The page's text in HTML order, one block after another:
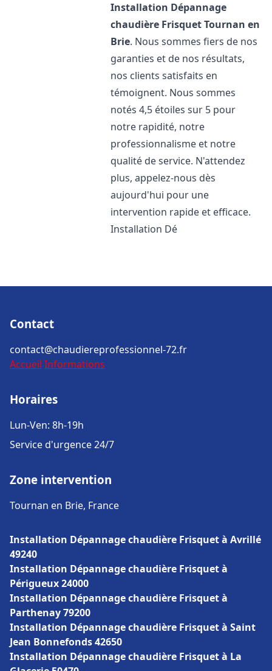
Installation Dépannage
chaudière FrisquetTournan en
Brie. Nous sommes fiers de nos
garanties et de nos résultats,
nos clients satisfaits en
témoignent. Nous sommes
notés 4,5 étoiles sur 5 pour
notre rapidité, notre
professionnalisme et notre
qualité de service. N'attendez
plus, appelez-nous dès
aujourd'hui pour une
intervention rapide et efficace.
Installation Dé
Contact
contact@chaudiereprofessionnel-72.fr
Accueil Informations
Horaires
Lun-Ven: 8h-19h
Service d'urgence 24/7
Zone intervention
Tournan en Brie, France
Installation Dépannage chaudière Frisquet à Avrillé
49240
Installation Dépannage chaudière Frisquet à
Périgueux 24000
Installation Dépannage chaudière Frisquet à
Parthenay 79200
Installation Dépannage chaudière Frisquet à Saint
Jean Bonnefonds 42650
Installation Dépannage chaudière Frisquet à La